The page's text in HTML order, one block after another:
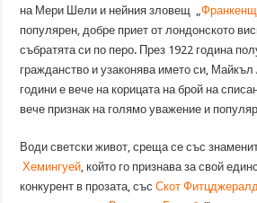
на Мери Шели и нейния зловещ „
популярен, добре приет от лондонското
събратята си по перо. През 1922 година
гражданство и узаконява името си,
години е вече на корицата на брой на
вече признак на голямо уважение и
Води светски живот, среща се със
Хемингуей , който го признава за свой
конкурент в прозата, съсСкот Фитцджералд